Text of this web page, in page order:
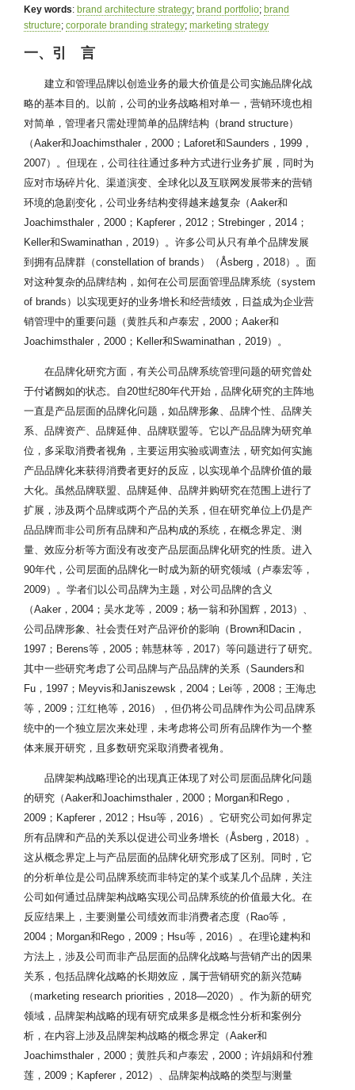
Key words:brand architecture strategy;brand portfolio;brand
structure;corporate branding strategy;marketing strategy
一、引 言
建立和管理品牌以创造业务的最大价值是公司实施品牌化战
略的基本目的。以前，公司的业务战略相对单一，营销环境也相
对简单，管理者只需处理简单的品牌结构（brand structure）
（Aaker和Joachimsthaler，2000；Laforet和Saunders，1999，
2007）。但现在，公司往往通过多种方式进行业务扩展，同时为
应对市场碎片化、渠道演变、全球化以及互联网发展带来的营销
环境的急剧变化，公司业务结构变得越来越复杂（Aaker和
Joachimsthaler，2000；Kapferer，2012；Strebinger，2014；
Keller和Swaminathan，2019）。许多公司从只有单个品牌发展
到拥有品牌群（constellation of brands）（Åsberg，2018）。面
对这种复杂的品牌结构，如何在公司层面管理品牌系统（system
of brands）以实现更好的业务增长和经营绩效，日益成为企业营
销管理中的重要问题（黄胜兵和卢泰宏，2000；Aaker和
Joachimsthaler，2000；Keller和Swaminathan，2019）。
在品牌化研究方面，有关公司品牌系统管理问题的研究曾处
于付诸阙如的状态。自20世纪80年代开始，品牌化研究的主阵地
一直是产品层面的品牌化问题，如品牌形象、品牌个性、品牌关
系、品牌资产、品牌延伸、品牌联盟等。它以产品品牌为研究单
位，多采取消费者视角，主要运用实验或调查法，研究如何实施
产品品牌化来获得消费者更好的反应，以实现单个品牌价值的最
大化。虽然品牌联盟、品牌延伸、品牌并购研究在范围上进行了
扩展，涉及两个品牌或两个产品的关系，但在研究单位上仍是产
品品牌而非公司所有品牌和产品构成的系统，在概念界定、测
量、效应分析等方面没有改变产品层面品牌化研究的性质。进入
90年代，公司层面的品牌化一时成为新的研究领域（卢泰宏等，
2009）。学者们以公司品牌为主题，对公司品牌的含义
（Aaker，2004；吴水龙等，2009；杨一翁和孙国辉，2013）、
公司品牌形象、社会责任对产品评价的影响（Brown和Dacin，
1997；Berens等，2005；韩慧林等，2017）等问题进行了研究。
其中一些研究考虑了公司品牌与产品品牌的关系（Saunders和
Fu，1997；Meyvis和Janiszewsk，2004；Lei等，2008；王海忠
等，2009；江红艳等，2016），但仍将公司品牌作为公司品牌系
统中的一个独立层次来处理，未考虑将公司所有品牌作为一个整
体来展开研究，且多数研究采取消费者视角。
品牌架构战略理论的出现真正体现了对公司层面品牌化问题
的研究（Aaker和Joachimsthaler，2000；Morgan和Rego，
2009；Kapferer，2012；Hsu等，2016）。它研究公司如何界定
所有品牌和产品的关系以促进公司业务增长（Åsberg，2018）。
这从概念界定上与产品层面的品牌化研究形成了区别。同时，它
的分析单位是公司品牌系统而非特定的某个或某几个品牌，关注
公司如何通过品牌架构战略实现公司品牌系统的价值最大化。在
反应结果上，主要测量公司绩效而非消费者态度（Rao等，
2004；Morgan和Rego，2009；Hsu等，2016）。在理论建构和
方法上，涉及公司而非产品层面的品牌化战略与营销产出的因果
关系，包括品牌化战略的长期效应，属于营销研究的新兴范畴
（marketing research priorities，2018—2020）。作为新的研究
领域，品牌架构战略的现有研究成果多是概念性分析和案例分
析，在内容上涉及品牌架构战略的概念界定（Aaker和
Joachimsthaler，2000；黄胜兵和卢泰宏，2000；许娟娟和付雅
莲，2009；Kapferer，2012）、品牌架构战略的类型与测量